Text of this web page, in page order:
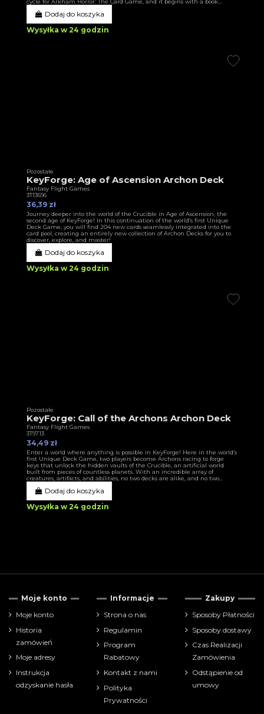
cycle for Arkham Horror: The Card Game, and it begins with a book…
Dodaj do koszyka
Wysyłka w 24 godzin
Pozostałe
KeyForge: Age of Ascension Archon Deck
Fantasy Flight Games
3T13696
36,39 zł
Journey deeper into the world of the Crucible in Age of Ascension, the
second age of KeyForge! In this continuation of the world’s first Unique
Deck Game, you will find 204 new cards seamlessly integrated into the
card pool, creating an entirely new collection of Archon Decks for you to
discover, explore, and master!
Dodaj do koszyka
Wysyłka w 24 godzin
Pozostałe
KeyForge: Call of the Archons Archon Deck
Fantasy Flight Games
3T9713
34,49 zł
Enter a world where anything is possible in KeyForge! Here in the world’s
first Unique Deck Game, two players become Archons racing to forge
keys that unlock the hidden vaults of the Crucible, an artificial world
built from pieces of countless planets. With an incredible array of
creatures, artifacts, and abilities, no two decks are alike, and no two...
Dodaj do koszyka
Wysyłka w 24 godzin
Moje konto
Moje konto
Historia
zamówień
Moje adresy
Instrukcja
odzyskanie hasła
Informacje
Strona o nas
Regulamin
Program
Rabatowy
Kontakt z nami
Polityka
Prywatności
Zakupy
Sposoby Płatności
Sposoby dostawy
Czas Realizacji
Zamówienia
Odstąpienie od
umowy